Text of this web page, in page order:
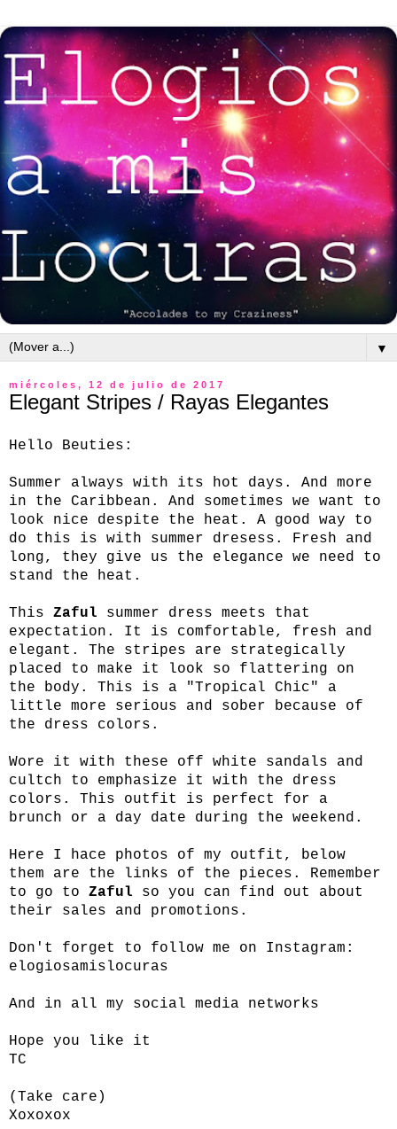
▼
miércoles, 12 de julio de 2017
Elegant Stripes / Rayas Elegantes
Hello Beuties:
Summer always with its hot days. And more
in the Caribbean. And sometimes we want to
look nice despite the heat. A good way to
do this is with summer dresess. Fresh and
long, they give us the elegance we need to
stand the heat.
This Zaful summer dress meets that
expectation. It is comfortable, fresh and
elegant. The stripes are strategically
placed to make it look so flattering on
the body. This is a "Tropical Chic" a
little more serious and sober because of
the dress colors.
Wore it with these off white sandals and
cultch to emphasize it with the dress
colors. This outfit is perfect for a
brunch or a day date during the weekend.
Here I hace photos of my outfit, below
them are the links of the pieces. Remember
to go to Zaful so you can find out about
their sales and promotions.
Don't forget to follow me on Instagram:
elogiosamislocuras
And in all my social media networks
Hope you like it
TC
(Take care)
Xoxoxox